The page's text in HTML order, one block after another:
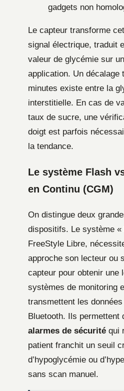
gadgets non
Le capteur transforme
signal électrique, traduit
valeur de glycémie sur
application. Un décalage
minutes existe entre la
interstitielle. En cas de
taux de sucre, une
doigt est parfois
la tendance.
Le système Flash
en Continu (CGM)
On distingue deux
dispositifs. Le système
FreeStyle Libre,
approche son lecteur ou
capteur pour obtenir une
systèmes de monitoring
transmettent les
Bluetooth. Ils permettent
alarmes de sécurité qui
patient franchit un seuil
d’hypoglycémie ou
sans scan manuel.